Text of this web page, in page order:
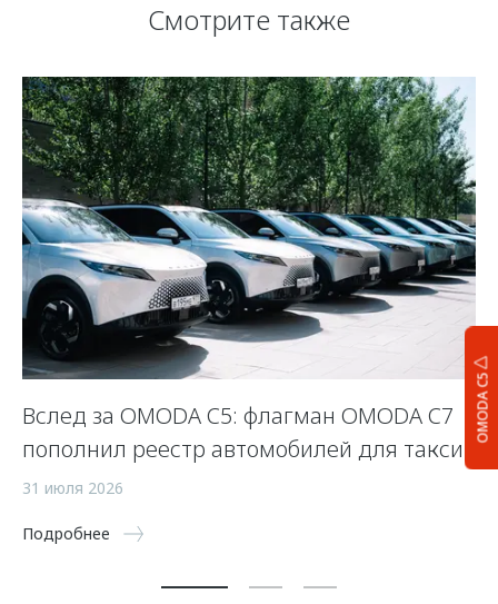
OMODA C5
Смотрите также
Вслед за OMODA C5: флагман OMODA C7
пополнил реестр автомобилей для такси
31 июля 2026
Подробнее